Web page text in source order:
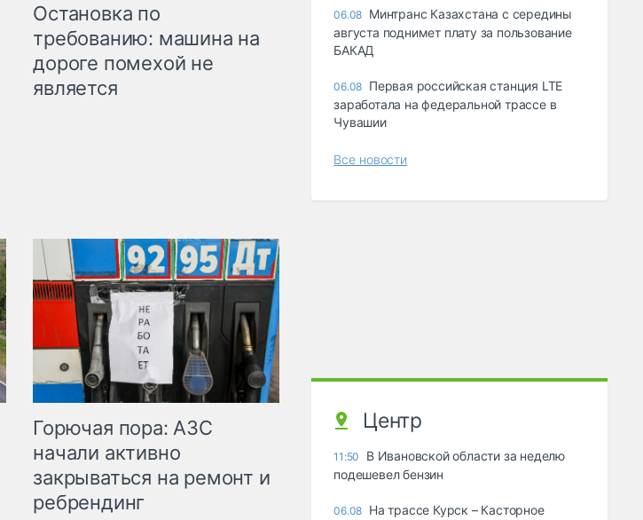
Остановка по
требованию: машина на
дороге помехой не
является
Горючая пора: АЗС
начали активно
закрываться на ремонт и
ребрендинг
06.08 Минтранс Казахстана с середины
августа поднимет плату за пользование
БАКАД
06.08 Первая российская станция LTE
заработала на федеральной трассе в
Чувашии
Все новости
Центр
11:50
В Ивановской области за неделю
подешевел бензин
06.08 На трассе Курск – Касторное